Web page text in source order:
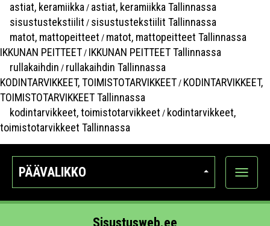
astiat, keramiikka/ astiat, keramiikka Tallinnassa
sisustustekstiilit / sisustustekstiilit Tallinnassa
matot, mattopeitteet / matot, mattopeitteet Tallinnassa
IKKUNAN PEITTEET/ IKKUNAN PEITTEET Tallinnassa
rullakaihdin / rullakaihdin Tallinnassa
KODINTARVIKKEET, TOIMISTOTARVIKKEET/ KODINTARVIKKEET,
TOIMISTOTARVIKKEET Tallinnassa
kodintarvikkeet, toimistotarvikkeet / kodintarvikkeet,
toimistotarvikkeet Tallinnassa
PÄÄVALIKKO
Näytä
Sisustusweb.ee